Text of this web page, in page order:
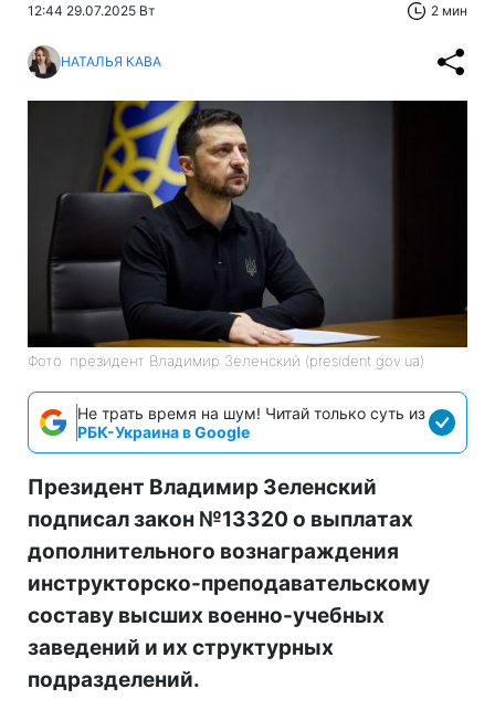
12:44 29.07.2025 Вт 2 мин
НАТАЛЬЯ КАВА
Фото: президент Владимир Зеленский (president.gov.ua)
Не трать время на шум! Читай только суть из
РБК-Украина в Google
Президент Владимир Зеленский
подписал закон №13320 о выплатах
дополнительного вознаграждения
инструкторско-преподавательскому
составу высших военно-учебных
заведений и их структурных
подразделений.